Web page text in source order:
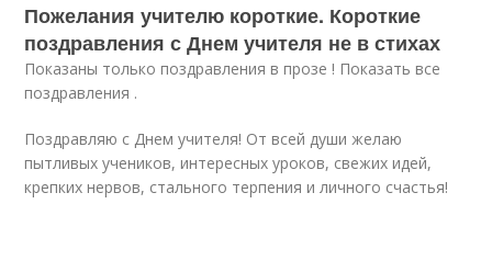
Пожелания учителю короткие. Короткие
поздравления с Днем учителя не в стихах
Показаны только поздравления в прозе ! Показать все
поздравления .
Поздравляю с Днем учителя! От всей души желаю
пытливых учеников, интересных уроков, свежих идей,
крепких нервов, стального терпения и личного счастья!